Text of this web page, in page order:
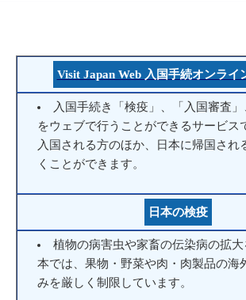
Visit Japan Web 入国手続オンライ
入国手続き「検疫」、「入国審査」
をウェブで行うことができるサービス
入国される方のほか、日本に帰国され
くことができます。
日本の検疫
植物の病害虫や家畜の伝染病の拡大
本では、果物・野菜や肉・肉製品の海
みを厳しく制限しています。